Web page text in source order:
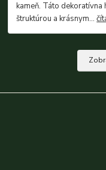
kameň. Táto
štruktúrou a krásnym...